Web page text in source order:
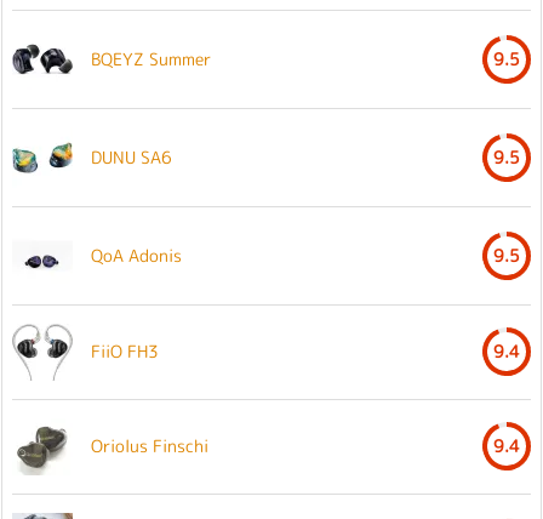
BQEYZ Summer 9.5
DUNU SA6 9.5
QoA Adonis 9.5
FiiO FH3 9.4
Oriolus Finschi 9.4